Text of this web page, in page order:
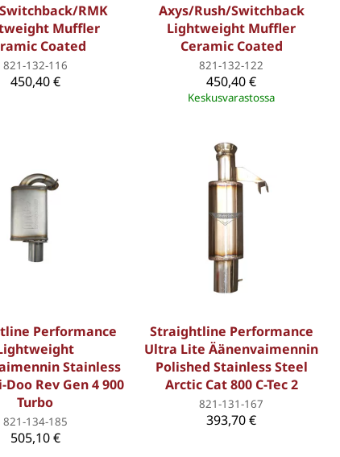
RMK
Muffler
Coated
821-132-116
450,40 €
Axys/Rush/Switchback
Lightweight Muffler
Ceramic Coated
821-132-122
450,40 €
Keskusvarastossa
Performance
Stainless
Doo Rev Gen 4 900
Turbo
821-134-185
505,10 €
Straightline Performance
Ultra Lite Äänenvaimennin
Polished Stainless Steel
Arctic Cat 800 C-Tec 2
821-131-167
393,70 €